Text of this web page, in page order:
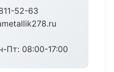
52-63
Пт: 08:00-17:00